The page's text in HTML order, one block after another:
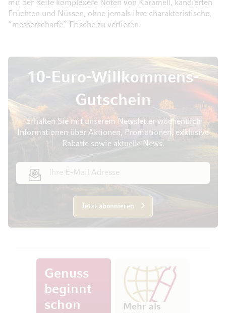
mit der Reife komplexere Noten von Karamell, kandierten
Früchten und Nüssen, ohne jemals ihre charakteristische,
“messerscharfe” Frische zu verlieren.
10-Euro-Willkommens-
Gutschein
Erhalten Sie mit unserem Newsletter wöchentlich
Informationen über Aktionen, Promotionen, exklusive
Rabatte sowie aktuelle News.
E-Mail Adresse
Jetzt abonnieren
Genuss
beginnt
schon
Mehr als